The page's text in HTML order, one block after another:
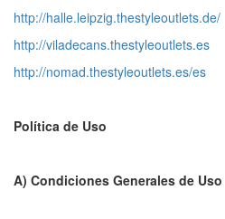
http://halle.leipzig.thestyleoutlets.de/
http://viladecans.thestyleoutlets.es
http://nomad.thestyleoutlets.es/es
Política de Uso
A) Condiciones Generales de Uso